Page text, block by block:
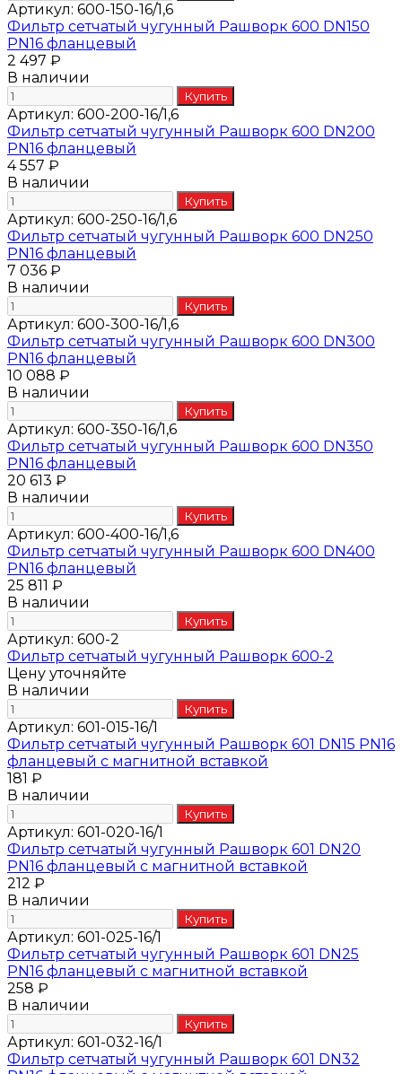
Артикул: 600-150-16/1,6
Фильтр сетчатый чугунный Рашворк 600 DN150
PN16 фланцевый
2 497 ₽
В наличии
Артикул: 600-200-16/1,6
Фильтр сетчатый чугунный Рашворк 600 DN200
PN16 фланцевый
4 557 ₽
В наличии
Артикул: 600-250-16/1,6
Фильтр сетчатый чугунный Рашворк 600 DN250
PN16 фланцевый
7 036 ₽
В наличии
Артикул: 600-300-16/1,6
Фильтр сетчатый чугунный Рашворк 600 DN300
PN16 фланцевый
10 088 ₽
В наличии
Артикул: 600-350-16/1,6
Фильтр сетчатый чугунный Рашворк 600 DN350
PN16 фланцевый
20 613 ₽
В наличии
Артикул: 600-400-16/1,6
Фильтр сетчатый чугунный Рашворк 600 DN400
PN16 фланцевый
25 811 ₽
В наличии
Артикул: 600-2
Фильтр сетчатый чугунный Рашворк 600-2
Цену уточняйте
В наличии
Артикул: 601-015-16/1
Фильтр сетчатый чугунный Рашворк 601 DN15 PN16
фланцевый с магнитной вставкой
181 ₽
В наличии
Артикул: 601-020-16/1
Фильтр сетчатый чугунный Рашворк 601 DN20
PN16 фланцевый с магнитной вставкой
212 ₽
В наличии
Артикул: 601-025-16/1
Фильтр сетчатый чугунный Рашворк 601 DN25
PN16 фланцевый с магнитной вставкой
258 ₽
В наличии
Артикул: 601-032-16/1
Фильтр сетчатый чугунный Рашворк 601 DN32